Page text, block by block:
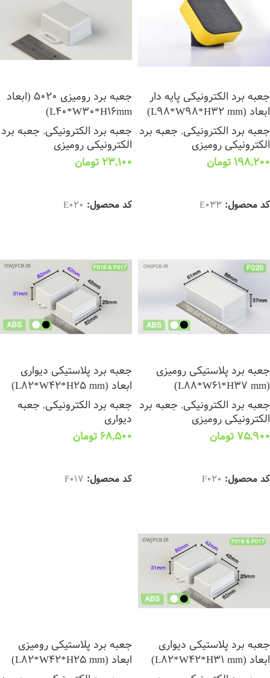
جعبه برد الکترونیکی پایه دار
ابعاد (L98*W98*H32 mm)
جعبه برد الکترونیکی, جعبه برد
الکترونیکی رومیزی
198,200 تومان
کد محصول: E033
جعبه برد رومیزی 5020 (ابعاد
L40*W30*H16mm)
جعبه برد الکترونیکی, جعبه برد
الکترونیکی رومیزی
23,100 تومان
کد محصول: E020
جعبه برد پلاستیکی رومیزی
(L88*W61*H37 mm)
جعبه برد الکترونیکی, جعبه برد
الکترونیکی رومیزی
75,900 تومان
کد محصول: F020
جعبه برد پلاستیکی دیواری
ابعاد (L82*W42*H25 mm)
جعبه برد الکترونیکی, جعبه
دیواری
68,500 تومان
کد محصول: F017
جعبه برد پلاستیکی دیواری
ابعاد (L82*W42*H31 mm)
جعبه برد پلاستیکی رومیزی
ابعاد (L82*W42*H25 mm)